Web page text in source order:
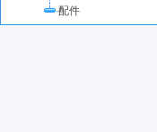
配件